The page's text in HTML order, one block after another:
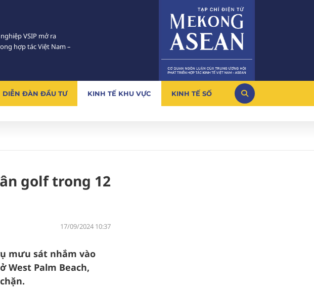
VSIP mở ra
hợp tác Việt Nam –
DIỄN ĐÀN ĐẦU TƯ KINH TẾ KHU VỰC KINH TẾ SỐ
golf trong 12
17/09/2024 10:37
mưu sát nhắm vào
West Palm Beach,